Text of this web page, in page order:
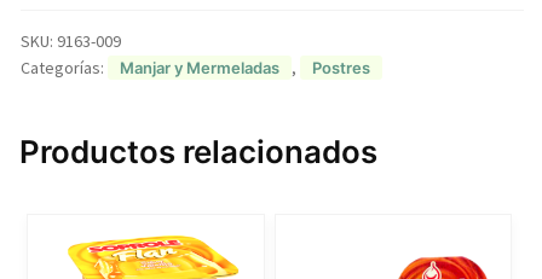
SKU: 9163-009
Categorías:
Manjar y Mermeladas , Postres
Productos relacionados